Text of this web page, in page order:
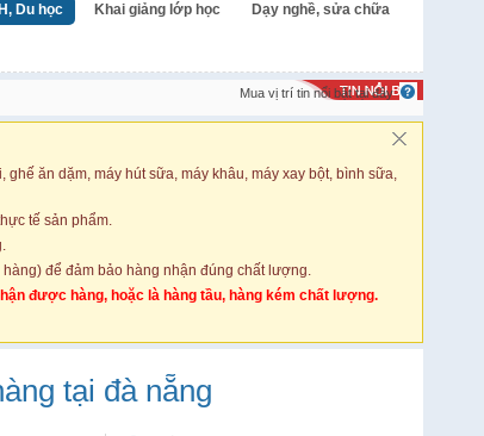
Du học Khai giảng lớp học Dạy nghề, sửa chữa
Mua vị trí tin nổi bật tại đây
ăn dặm, máy hút sữa, máy khâu, máy xay bột, bình sữa,
tế sản phẩm.
để đảm bảo hàng nhận đúng chất lượng.
được hàng, hoặc là hàng tầu, hàng kém chất lượng.
tại đà nẵng